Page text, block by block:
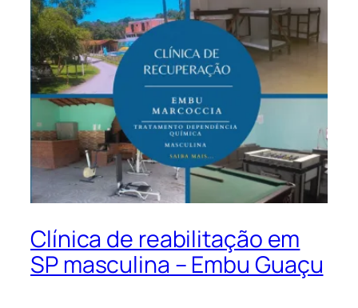
Clínica de reabilitação em
SP masculina – Embu Guaçu